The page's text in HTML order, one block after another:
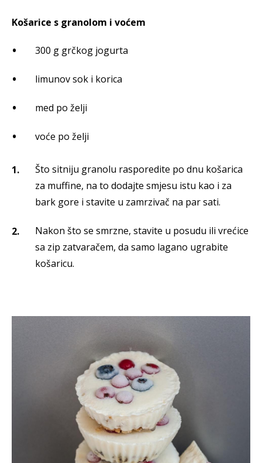
Košarice s granolom i voćem
300 g grčkog jogurta
limunov sok i korica
med po želji
voće po želji
Što sitniju granolu rasporedite po dnu košarica
za muffine, na to dodajte smjesu istu kao i za
bark gore i stavite u zamrzivač na par sati.
Nakon što se smrzne, stavite u posudu ili vrećice
sa zip zatvaračem, da samo lagano ugrabite
košaricu.